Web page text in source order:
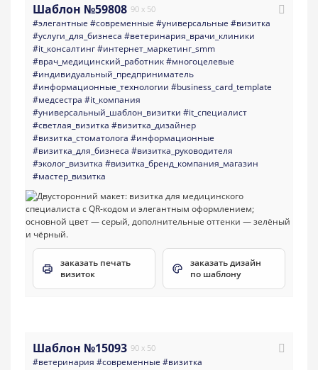
Шаблон №59808 90 x 50
#элегантные #современные #универсальные #визитка
#услуги_для_бизнеса #ветеринария_врачи_клиники
#it_консалтинг#интернет_маркетинг_smm
#врач_медицинский_работник#многоцелевые
#индивидуальный_предприниматель
#информационные_технологии #business_card_template
#медсестра #it_компания
#универсальный_шаблон_визитки #it_специалист
#светлая_визитка #визитка_дизайнер
#визитка_стоматолога #информационные
#визитка_для_бизнеса #визитка_руководителя
#эколог_визитка #визитка_бренд_компания_магазин
#мастер_визитка
заказать печать
визиток
заказать дизайн
по шаблону
Шаблон №15093 90 x 50
#ветеринария #современные #визитка